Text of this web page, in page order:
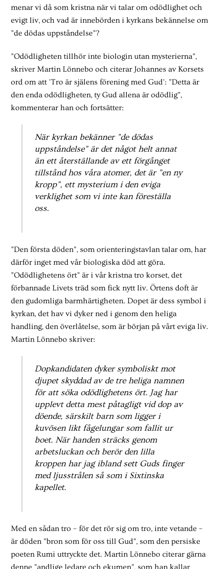
menar vi då som kristna när vi talar om odödlighet och
evigt liv, och vad är innebörden i kyrkans bekännelse om
”de dödas uppståndelse”?
”Odödligheten tillhör inte biologin utan mysterierna”,
skriver Martin Lönnebo och citerar Johannes av Korsets
ord om att ’Tro är själens förening med Gud’: ”Detta är
den enda odödligheten, ty Gud allena är odödlig”,
kommenterar han och fortsätter:
När kyrkan bekänner ”de dödas
uppståndelse” är det något helt annat
än ett återställande av ett förgånget
tillstånd hos våra atomer, det är ”en ny
kropp”, ett mysterium i den eviga
verklighet som vi inte kan föreställa
oss.
”Den första döden”, som orienteringstavlan talar om, har
därför inget med vår biologiska död att göra.
”Odödlighetens ört” är i vår kristna tro korset, det
förbannade Livets träd som fick nytt liv. Örtens doft är
den gudomliga barmhärtigheten. Dopet är dess symbol i
kyrkan, det hav vi dyker ned i genom den heliga
handling, den överlåtelse, som är början på vårt eviga liv.
Martin Lönnebo skriver:
Dopkandidaten dyker symboliskt mot
djupet skyddad av de tre heliga namnen
för att söka odödlighetens ört. Jag har
upplevt detta mest påtagligt vid dop av
döende, särskilt barn som ligger i
kuvösen likt fågelungar som fallit ur
boet. När handen sträcks genom
arbetsluckan och berör den lilla
kroppen har jag ibland sett Guds finger
med ljusstrålen så som i Sixtinska
kapellet.
Med en sådan tro – för det rör sig om tro, inte vetande –
är döden ”bron som för oss till Gud”, som den persiske
poeten Rumi uttryckte det. Martin Lönnebo citerar gärna
denne ”andlige ledare och ekumen”, som han kallar